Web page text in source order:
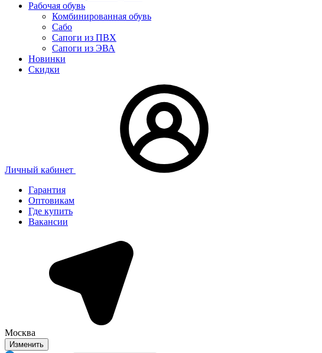
Рабочая обувь
Комбинированная обувь
Сабо
Сапоги из ПВХ
Сапоги из ЭВА
Новинки
Скидки
Личный кабинет
Гарантия
Оптовикам
Где купить
Вакансии
Москва
Изменить